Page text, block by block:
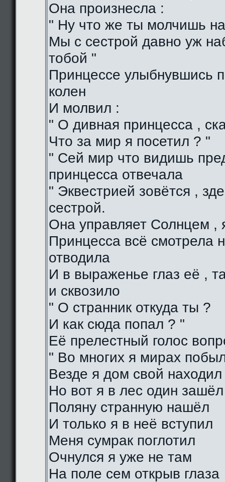
Она произнесла :
" Ну что же ты молчишь
Мы с сестрой давно уж
тобой "
Принцессе улыбнувшись
колен
И молвил :
" О дивная принцесса ,
Что за мир я посетил ? "
" Сей мир что видишь
принцесса отвечала
" Эквестрией зовётся ,
сестрой.
Она управляет Солнцем ,
Принцесса всё смотрела
отводила
И в выраженье глаз её ,
и сквозило
" О странник откуда ты ?
И как сюда попал ? "
Её прелестный голос
" Во многих я мирах
Везде я дом свой находил
Но вот я в лес один зашёл
Поляну странную нашёл
И только я в неё вступил
Меня сумрак поглотил
Очнулся я уже не там
На поле сем открыв глаза